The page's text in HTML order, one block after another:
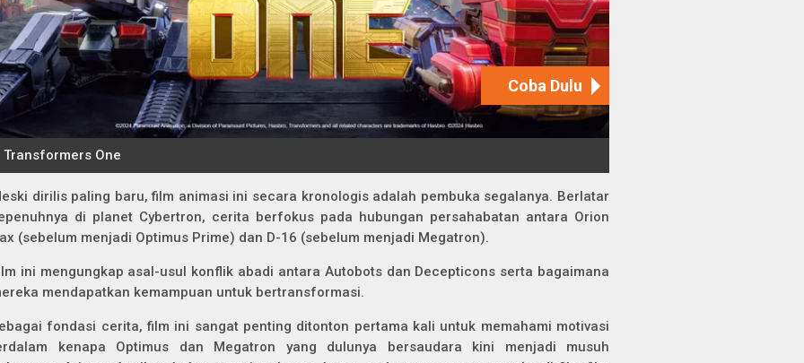
dirilis paling baru, film animasi ini secara kronologis adalah pembuka segalanya. Berlatar
di planet Cybertron, cerita berfokus pada hubungan persahabatan antara Orion
(sebelum menjadi Optimus Prime) dan D-16 (sebelum menjadi Megatron).
ini mengungkap asal-usul konflik abadi antara Autobots dan Decepticons serta bagaimana
mendapatkan kemampuan untuk bertransformasi.
fondasi cerita, film ini sangat penting ditonton pertama kali untuk memahami motivasi
kenapa Optimus dan Megatron yang dulunya bersaudara kini menjadi musuh